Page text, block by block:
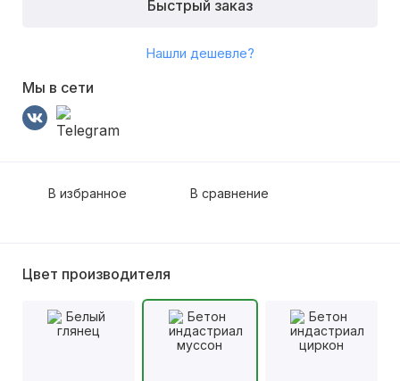
Быстрый заказ
Нашли дешевле?
Мы в сети
В избранное В сравнение
Цвет производителя